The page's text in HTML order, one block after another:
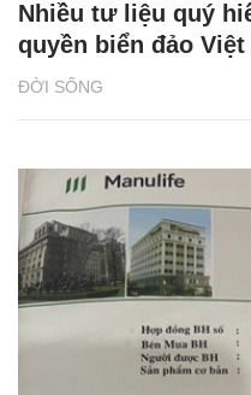
ĐỜI SỐNG
Nhiều tư liệu quý
quyền biển đảo Việt